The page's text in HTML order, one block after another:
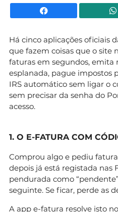
Facebook
Há cinco aplicações oficiais
que fazem coisas que o site
faturas em segundos, emita
esplanada, pague impostos
IRS automático sem ligar o
sem precisar da senha do
acesso.
1. O E-FATURA COM
Comprou algo e pediu
depois já está registada nas
pendurada como
seguinte. Se ficar, perde as
A app e-fatura resolve isto